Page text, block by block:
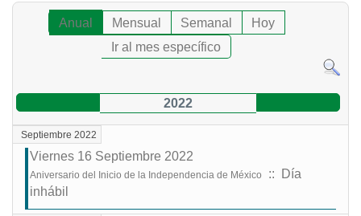
Anual Mensual Semanal
Hoy
Ir al mes específico
2022
Septiembre 2022
Viernes 16 Septiembre 2022
Aniversario del Inicio de la Independencia de México
:: Día
inhábil